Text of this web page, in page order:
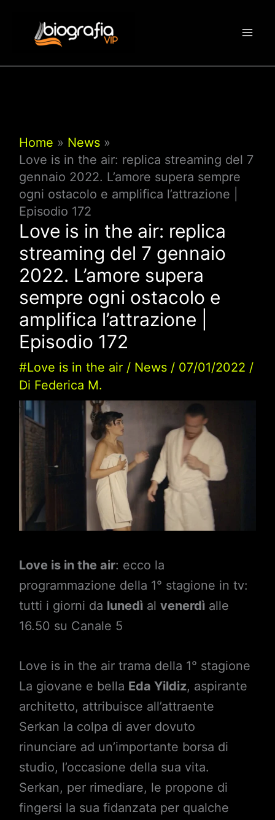
contenuto
Home
News
Love is in the air: replica streaming del 7
gennaio 2022. L’amore supera sempre
ogni ostacolo e amplifica l’attrazione |
Episodio 172
Love is in the air: replica
streaming del 7 gennaio
2022. L’amore supera
sempre ogni ostacolo e
amplifica l’attrazione |
Episodio 172
#Love is in the air/ News/ 07/01/2022 /
Di Federica M.
Love is in the air: ecco la
programmazione della 1° stagione in tv:
tutti i giorni da lunedìal venerdìalle
16.50 su Canale 5
Love is in the air trama della 1° stagione
La giovane e bella Eda Yildiz, aspirante
architetto, attribuisce all’attraente
Serkan la colpa di aver dovuto
rinunciare ad un’importante borsa di
studio, l’occasione della sua vita.
Serkan, per rimediare, le propone di
fingersi la sua fidanzata per qualche